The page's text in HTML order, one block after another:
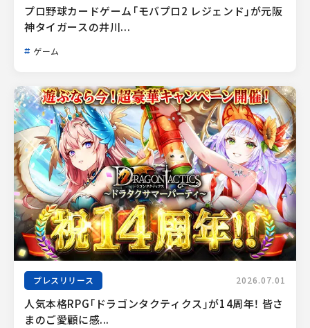
プロ野球カードゲーム「モバプロ2 レジェンド」が元阪
神タイガースの井川...
ゲーム
プレスリリース 2026.07.01
人気本格RPG「ドラゴンタクティクス」が14周年！ 皆さ
まのご愛顧に感...